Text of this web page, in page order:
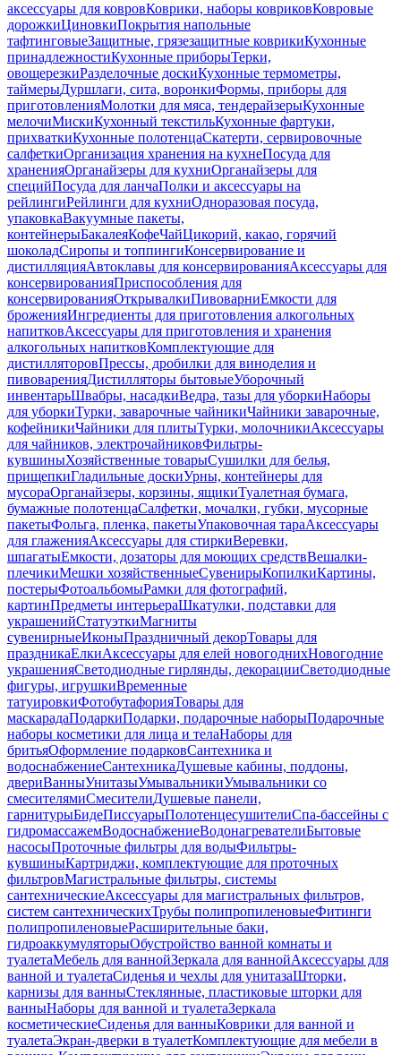
аксессуары для ковровКоврики, наборы ковриковКовровые
дорожкиЦиновкиПокрытия напольные
тафтинговыеЗащитные, грязезащитные коврикиКухонные
принадлежностиКухонные приборыТерки,
овощерезкиРазделочные доскиКухонные термометры,
таймерыДуршлаги, сита, воронкиФормы, приборы для
приготовленияМолотки для мяса, тендерайзерыКухонные
мелочиМискиКухонный текстильКухонные фартуки,
прихваткиКухонные полотенцаСкатерти, сервировочные
салфеткиОрганизация хранения на кухнеПосуда для
храненияОрганайзеры для кухниОрганайзеры для
специйПосуда для ланчаПолки и аксессуары на
рейлингиРейлинги для кухниОдноразовая посуда,
упаковкаВакуумные пакеты,
контейнерыБакалеяКофеЧайЦикорий, какао, горячий
шоколадСиропы и топпингиКонсервирование и
дистилляцияАвтоклавы для консервированияАксессуары для
консервированияПриспособления для
консервированияОткрывалкиПивоварниЕмкости для
броженияИнгредиенты для приготовления алкогольных
напитковАксессуары для приготовления и хранения
алкогольных напитковКомплектующие для
дистилляторовПрессы, дробилки для виноделия и
пивоваренияДистилляторы бытовыеУборочный
инвентарьШвабры, насадкиВедра, тазы для уборкиНаборы
для уборкиТурки, заварочные чайникиЧайники заварочные,
кофейникиЧайники для плитыТурки, молочникиАксессуары
для чайников, электрочайниковФильтры-
кувшиныХозяйственные товарыСушилки для белья,
прищепкиГладильные доскиУрны, контейнеры для
мусораОрганайзеры, корзины, ящикиТуалетная бумага,
бумажные полотенцаСалфетки, мочалки, губки, мусорные
пакетыФольга, пленка, пакетыУпаковочная тараАксессуары
для глаженияАксессуары для стиркиВеревки,
шпагатыЕмкости, дозаторы для моющих средствВешалки-
плечикиМешки хозяйственныеСувенирыКопилкиКартины,
постерыФотоальбомыРамки для фотографий,
картинПредметы интерьераШкатулки, подставки для
украшенийСтатуэткиМагниты
сувенирныеИконыПраздничный декорТовары для
праздникаЕлкиАксессуары для елей новогоднихНовогодние
украшенияСветодиодные гирлянды, декорацииСветодиодные
фигуры, игрушкиВременные
татуировкиФотобутафорияТовары для
маскарадаПодаркиПодарки, подарочные наборыПодарочные
наборы косметики для лица и телаНаборы для
бритьяОформление подарковСантехника и
водоснабжениеСантехникаДушевые кабины, поддоны,
двериВанныУнитазыУмывальникиУмывальники со
смесителямиСмесителиДушевые панели,
гарнитурыБидеПиссуарыПолотенцесушителиСпа-бассейны с
гидромассажемВодоснабжениеВодонагревателиБытовые
насосыПроточные фильтры для водыФильтры-
кувшиныКартриджи, комплектующие для проточных
фильтровМагистральные фильтры, системы
сантехническиеАксессуары для магистральных фильтров,
систем сантехническихТрубы полипропиленовыеФитинги
полипропиленовыеРасширительные баки,
гидроаккумуляторыОбустройство ванной комнаты и
туалетаМебель для ваннойЗеркала для ваннойАксессуары для
ванной и туалетаСиденья и чехлы для унитазаШторки,
карнизы для ванныСтеклянные, пластиковые шторки для
ванныНаборы для ванной и туалетаЗеркала
косметическиеСиденья для ванныКоврики для ванной и
туалетаЭкран-дверки в туалетКомплектующие для мебели в